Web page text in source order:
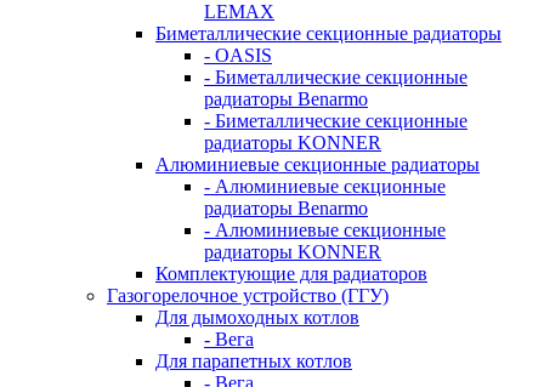
LEMAX
Биметаллические секционные радиаторы
- OASIS
- Биметаллические секционные
радиаторы Benarmo
- Биметаллические секционные
радиаторы KONNER
Алюминиевые секционные радиаторы
- Алюминиевые секционные
радиаторы Benarmo
- Алюминиевые секционные
радиаторы KONNER
Комплектующие для радиаторов
Газогорелочное устройство (ГГУ)
Для дымоходных котлов
- Вега
Для парапетных котлов
- Вега